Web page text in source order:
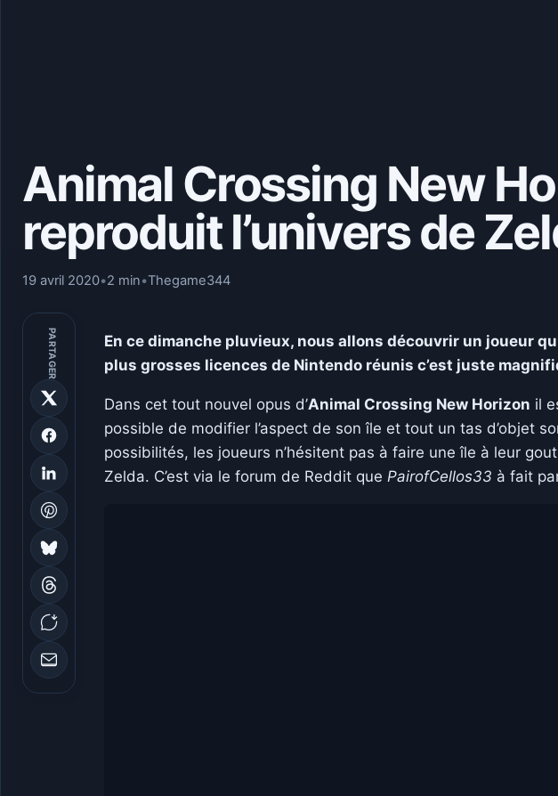
Animal Crossing New
reproduit l’univers de
19 avril 2020•2 min•Thegame344
PARTAGER
En ce dimanche pluvieux, nous allons découvrir un joueur
plus grosses licences de Nintendo réunis c’est juste
Dans cet tout nouvel opus d’Animal Crossing New Horizon il
possible de modifier l’aspect de son île et tout un tas d’objet
possibilités, les joueurs n’hésitent pas à faire une île à leur
Zelda. C’est via le forum de Reddit que PairofCellos33 à fait